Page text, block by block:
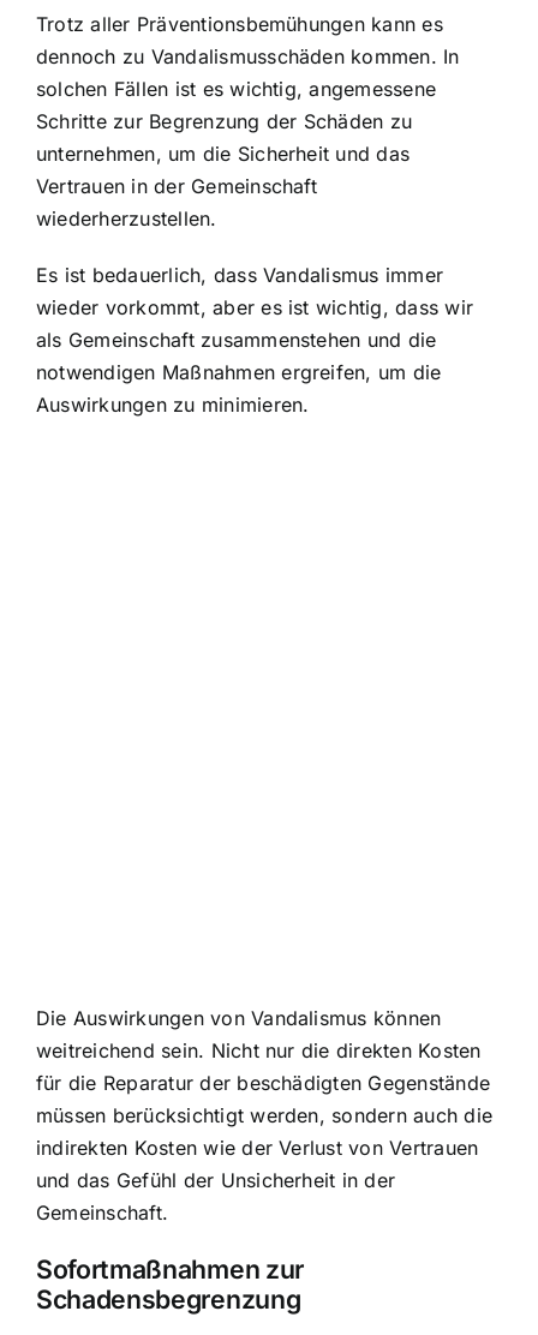
Trotz aller Präventionsbemühungen kann es
dennoch zu Vandalismusschäden kommen. In
solchen Fällen ist es wichtig, angemessene
Schritte zur Begrenzung der Schäden zu
unternehmen, um die Sicherheit und das
Vertrauen in der Gemeinschaft
wiederherzustellen.
Es ist bedauerlich, dass Vandalismus immer
wieder vorkommt, aber es ist wichtig, dass wir
als Gemeinschaft zusammenstehen und die
notwendigen Maßnahmen ergreifen, um die
Auswirkungen zu minimieren.
Die Auswirkungen von Vandalismus können
weitreichend sein. Nicht nur die direkten Kosten
für die Reparatur der beschädigten Gegenstände
müssen berücksichtigt werden, sondern auch die
indirekten Kosten wie der Verlust von Vertrauen
und das Gefühl der Unsicherheit in der
Gemeinschaft.
Sofortmaßnahmen zur
Schadensbegrenzung